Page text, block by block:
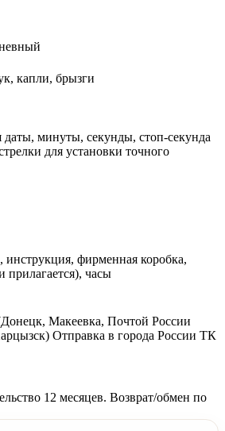
капли, брызги
даты, минуты, секунды, стоп-секунда
для установки точного
фирменная коробка,
часы
Макеевка, Почтой России
Отправка в города России ТК
12 месяцев. Возврат/обмен по